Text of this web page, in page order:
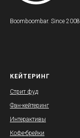
Boomboombar. Since 2008
КЕЙТЕРИНГ
Стрит фуд
Фан-кейтеринг
Интерактивы
Кофе-брейки